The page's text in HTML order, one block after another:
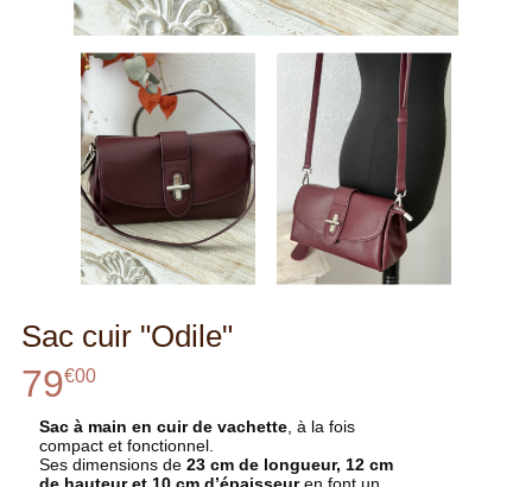
Sac cuir "Odile"
79€00
Sac à main en cuir de vachette, à la fois
compact et fonctionnel.
Ses dimensions de 23 cm de longueur, 12 cm